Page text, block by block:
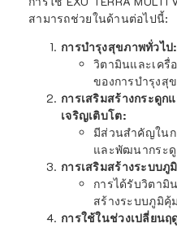
สามารถช่วยในด้านต่อไปนี้:
การบำรุงสุขภาพทั่วไป:
วิตามินและเครื่
ของการบำรุงสุ
การเสริมสร้างกระดูก
เจริญเติบโต:
มีส่วนสำคัญใน
และพัฒนากระ
การเสริมสร้างระบบภู
การได้รับวิตามิ
สร้างระบบภูมิคุ้
การใช้ในช่วงเปลี่ยนฤ